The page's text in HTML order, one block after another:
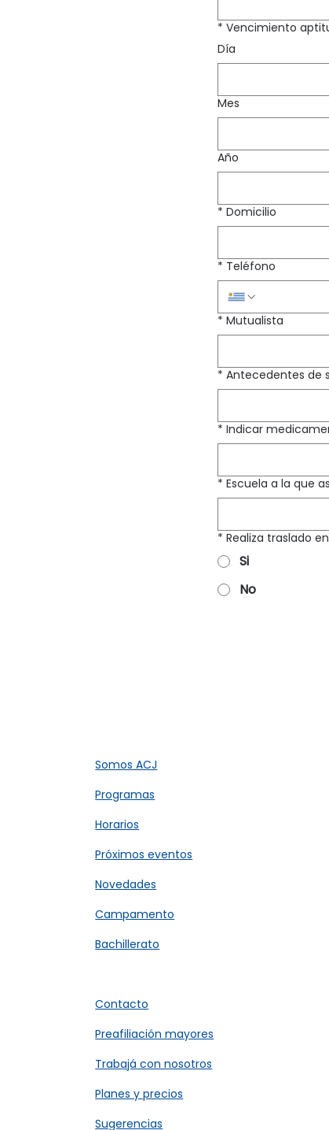
* Vencimiento
Día
Mes
Año
* Domicilio
* Teléfono
* Mutualista
* Antecedentes de
* Indicar
* Escuela a la que
* Realiza traslado
Si
No
Somos ACJ​
Programas
Horarios
Próximos eventos
Novedades
Campamento
Bachillerato
Contacto
Preafiliación mayores
Trabajá con nosotros
Planes y precios
Sugerencias